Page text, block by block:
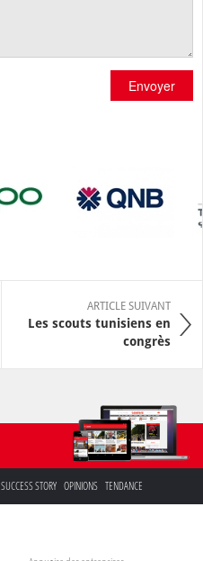
Envoyer
ARTICLE SUIVANT
Les scouts tunisiens en
congrès
SUCCESS STORY OPINIONS TENDANCE